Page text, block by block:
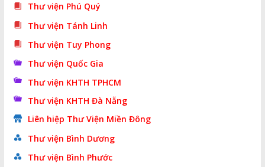
Thư viện Phú Quý
Thư viện Tánh Linh
Thư viện Tuy Phong
Thư viện Quốc Gia
Thư viện KHTH TPHCM
Thư viện KHTH Đà Nẵng
Liên hiệp Thư Viện Miền Đông
Thư viện Bình Dương
Thư viện Bình Phước